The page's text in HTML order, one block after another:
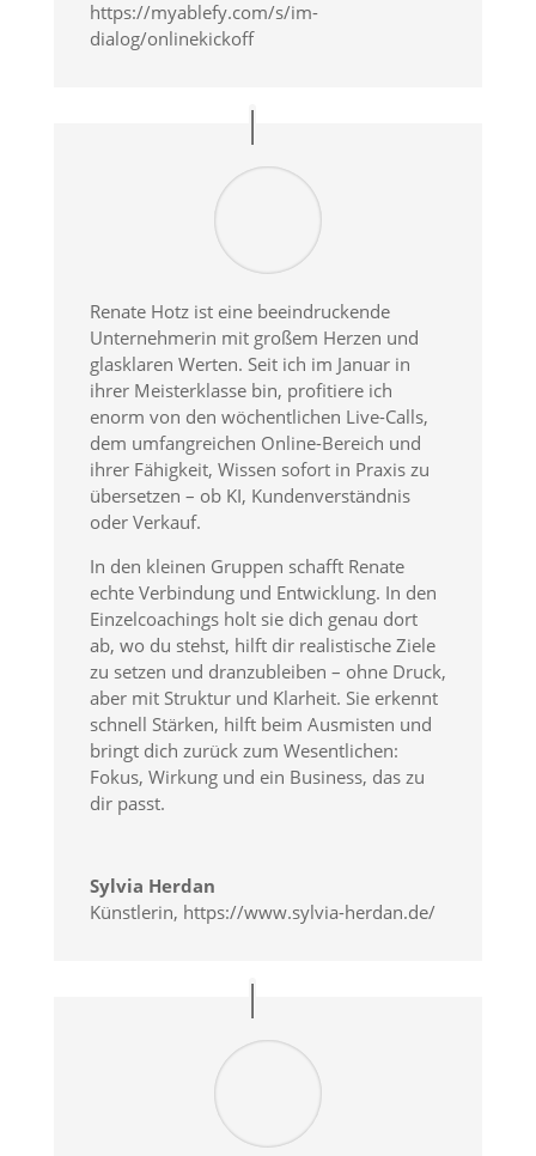
https://myablefy.com/s/im-
dialog/onlinekickoff
Renate Hotz ist eine beeindruckende
Unternehmerin mit großem Herzen und
glasklaren Werten. Seit ich im Januar in
ihrer Meisterklasse bin, profitiere ich
enorm von den wöchentlichen Live-Calls,
dem umfangreichen Online-Bereich und
ihrer Fähigkeit, Wissen sofort in Praxis zu
übersetzen – ob KI, Kundenverständnis
oder Verkauf.
In den kleinen Gruppen schafft Renate
echte Verbindung und Entwicklung. In den
Einzelcoachings holt sie dich genau dort
ab, wo du stehst, hilft dir realistische Ziele
zu setzen und dranzubleiben – ohne Druck,
aber mit Struktur und Klarheit. Sie erkennt
schnell Stärken, hilft beim Ausmisten und
bringt dich zurück zum Wesentlichen:
Fokus, Wirkung und ein Business, das zu
dir passt.
Sylvia Herdan
Künstlerin, https://www.sylvia-herdan.de/